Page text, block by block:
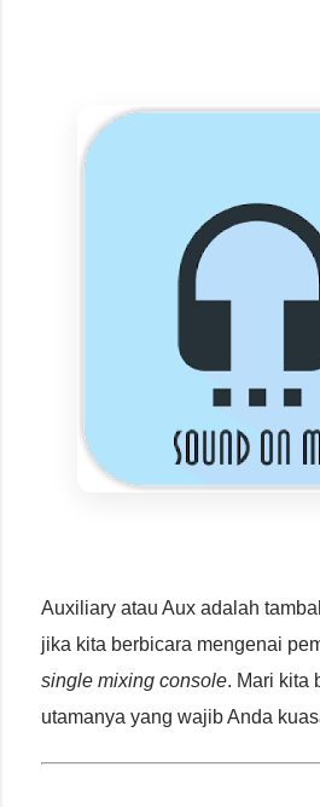
Auxiliary atau Aux adalah
jika kita berbicara mengenai
single mixing console. Mari kita
utamanya yang wajib Anda